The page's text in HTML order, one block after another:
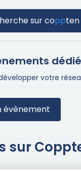
surcoppten
votre
évènement
sur